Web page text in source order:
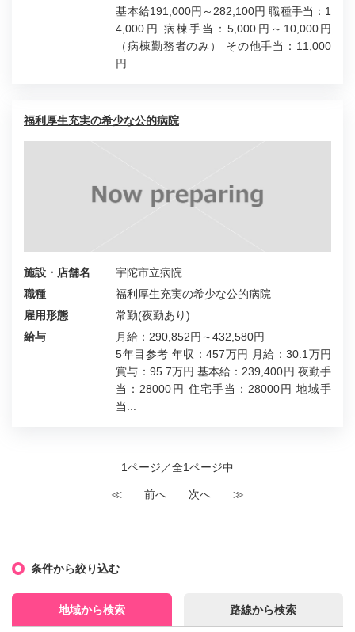
基本給191,000円～282,100円 職種手当：1
4,000円 病棟手当：5,000円～10,000円
（病棟勤務者のみ） その他手当：11,000
円...
福利厚生充実の希少な公的病院
施設・店舗名
宇陀市立病院
職種
福利厚生充実の希少な公的病院
雇用形態
常勤(夜勤あり)
給与
月給：290,852円～432,580円
5年目参考 年収：457万円 月給：30.1万円
賞与：95.7万円 基本給：239,400円 夜勤手
当：28000円 住宅手当：28000円 地域手
当...
1ページ／全1ページ中
≪ 前へ 次へ ≫
条件から絞り込む
地域から検索 路線から検索